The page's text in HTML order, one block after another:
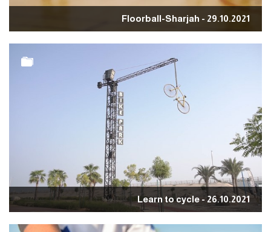
Floorball-Sharjah - 29.10.2021
Learn to cycle - 26.10.2021